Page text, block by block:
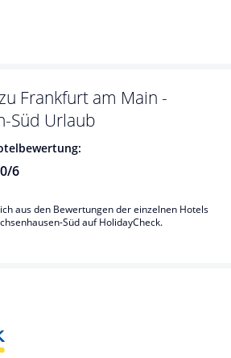
Frankfurt am Main -
Süd Urlaub
/6
aus den Bewertungen der einzelnen Hotels
Süd auf HolidayCheck.